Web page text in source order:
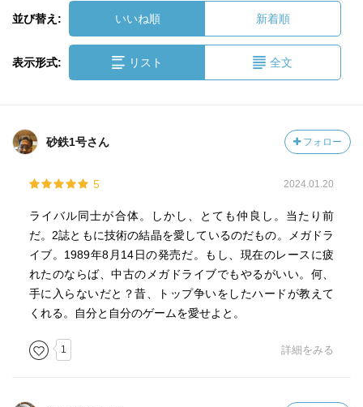
並び替え: いいね順 新着順
表示形式: リスト 全文
砂鉄1号さん フォロー
5 2024.01.20
ライバル同士が合体。しかし、とても仲良し。当たり前
だ。2誌ともに技術の結晶を愛しているのだもの。メガドラ
イブ。1989年8月14日の発売だ。もし、現在のレースに疲
れたのならば、中古のメガドライブでもやるがいい。何、
手に入らないだと？昔、トップ争いをしたハードが教えて
くれる。自分と自分のゲームを愛せよと。
1 詳細をみる